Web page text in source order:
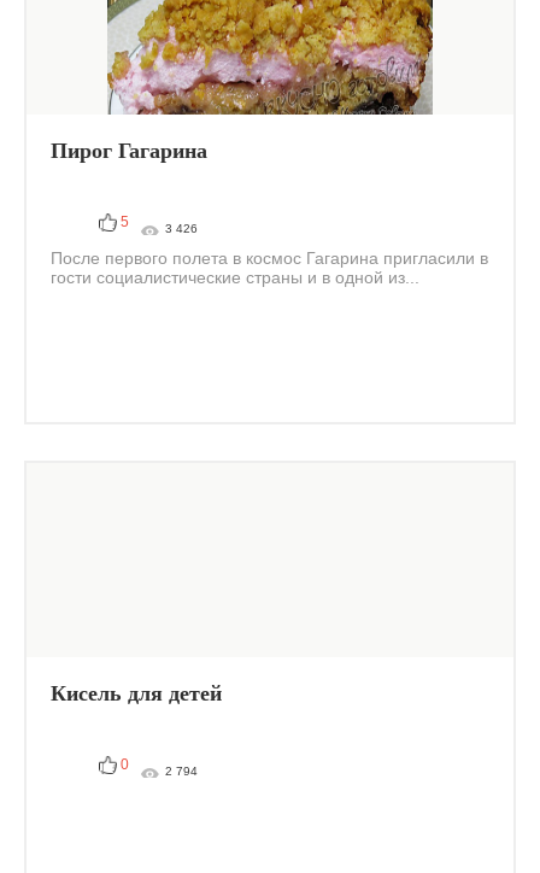
Пирог Гагарина
5 3 426
После первого полета в космос Гагарина пригласили в
гости социалистические страны и в одной из...
Кисель для детей
0 2 794